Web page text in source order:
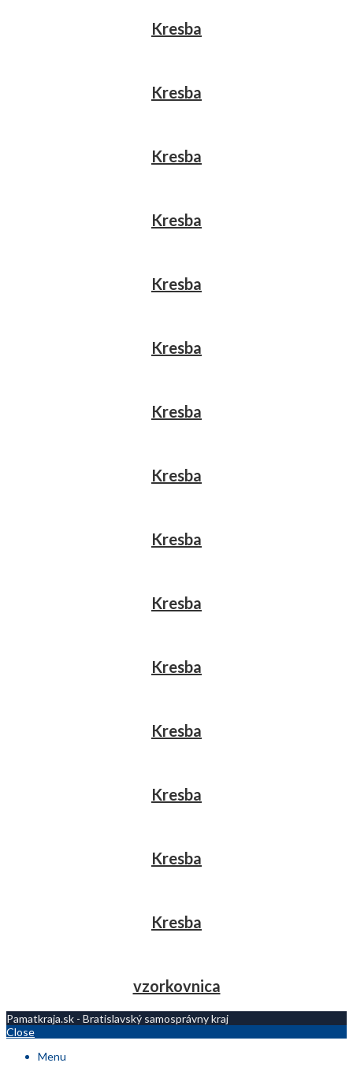
Kresba
Kresba
Kresba
Kresba
Kresba
Kresba
Kresba
Kresba
Kresba
Kresba
Kresba
Kresba
Kresba
Kresba
Kresba
vzorkovnica
Pamatkraja.sk - Bratislavský samosprávny kraj
Close
Menu